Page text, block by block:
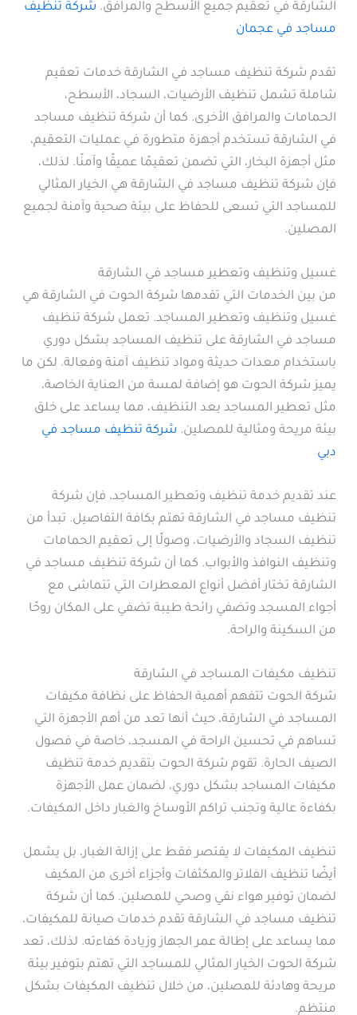
الشارقة في تعقيم جميع الأسطح والمرافق. شركة تنظيف
مساجد في عجمان
تقدم شركة تنظيف مساجد في الشارقة خدمات تعقيم
شاملة تشمل تنظيف الأرضيات، السجاد، الأسطح،
الحمامات والمرافق الأخرى. كما أن شركة تنظيف مساجد
في الشارقة تستخدم أجهزة متطورة في عمليات التعقيم،
مثل أجهزة البخار، التي تضمن تعقيمًا عميقًا وآمنًا. لذلك،
فإن شركة تنظيف مساجد في الشارقة هي الخيار المثالي
للمساجد التي تسعى للحفاظ على بيئة صحية وآمنة لجميع
المصلين.
غسيل وتنظيف وتعطير مساجد في الشارقة
من بين الخدمات التي تقدمها شركة الحوت في الشارقة هي
غسيل وتنظيف وتعطير المساجد. تعمل شركة تنظيف
مساجد في الشارقة على تنظيف المساجد بشكل دوري
باستخدام معدات حديثة ومواد تنظيف آمنة وفعالة. لكن ما
يميز شركة الحوت هو إضافة لمسة من العناية الخاصة،
مثل تعطير المساجد بعد التنظيف، مما يساعد على خلق
بيئة مريحة ومثالية للمصلين. شركة تنظيف مساجد في
دبي
عند تقديم خدمة تنظيف وتعطير المساجد، فإن شركة
تنظيف مساجد في الشارقة تهتم بكافة التفاصيل. تبدأ من
تنظيف السجاد والأرضيات، وصولًا إلى تعقيم الحمامات
وتنظيف النوافذ والأبواب. كما أن شركة تنظيف مساجد في
الشارقة تختار أفضل أنواع المعطرات التي تتماشى مع
أجواء المسجد وتضفي رائحة طيبة تضفي على المكان روحًا
من السكينة والراحة.
تنظيف مكيفات المساجد في الشارقة
شركة الحوت تتفهم أهمية الحفاظ على نظافة مكيفات
المساجد في الشارقة، حيث أنها تعد من أهم الأجهزة التي
تساهم في تحسين الراحة في المسجد، خاصة في فصول
الصيف الحارة. تقوم شركة الحوت بتقديم خدمة تنظيف
مكيفات المساجد بشكل دوري، لضمان عمل الأجهزة
بكفاءة عالية وتجنب تراكم الأوساخ والغبار داخل المكيفات.
تنظيف المكيفات لا يقتصر فقط على إزالة الغبار، بل يشمل
أيضًا تنظيف الفلاتر والمكثفات وأجزاء أخرى من المكيف
لضمان توفير هواء نقي وصحي للمصلين. كما أن شركة
تنظيف مساجد في الشارقة تقدم خدمات صيانة للمكيفات،
مما يساعد على إطالة عمر الجهاز وزيادة كفاءته. لذلك، تعد
شركة الحوت الخيار المثالي للمساجد التي تهتم بتوفير بيئة
مريحة وهادئة للمصلين، من خلال تنظيف المكيفات بشكل
منتظم.